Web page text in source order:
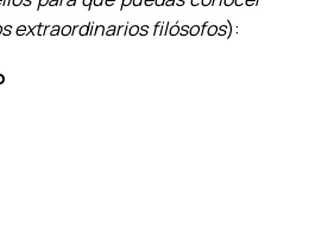
extraordinarios filósofos):